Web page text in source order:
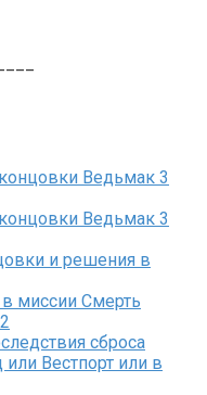
Ведьмак 3
Ведьмак 3
и решения в
миссии Смерть
сброса
Вестпорт или в